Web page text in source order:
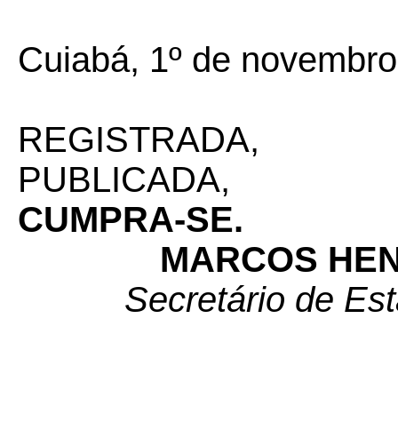
Cuiabá, 1º de
REGISTRADA,
PUBLICADA,
CUMPRA-SE.
MARCOS
Secretário de